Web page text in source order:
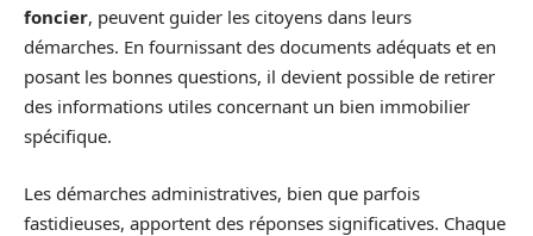
foncier, peuvent guider les citoyens dans leurs
démarches. En fournissant des documents adéquats et en
posant les bonnes questions, il devient possible de retirer
des informations utiles concernant un bien immobilier
spécifique.
Les démarches administratives, bien que parfois
fastidieuses, apportent des réponses significatives. Chaque